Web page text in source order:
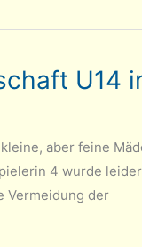
U14
aber feine
4 wurde
Vermeidung der